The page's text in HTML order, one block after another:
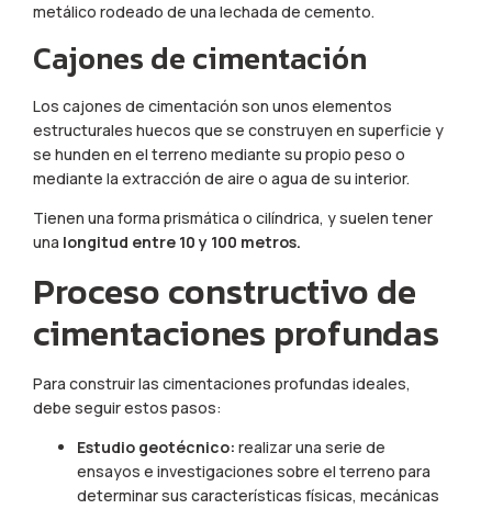
metálico rodeado de una lechada de cemento.
Cajones de cimentación
Los cajones de cimentación son unos elementos
estructurales huecos que se construyen en superficie y
se hunden en el terreno mediante su propio peso o
mediante la extracción de aire o agua de su interior.
Tienen una forma prismática o cilíndrica, y suelen tener
una longitud entre 10 y 100 metros.
Proceso constructivo de
cimentaciones profundas
Para construir las cimentaciones profundas ideales,
debe seguir estos pasos:
Estudio geotécnico: realizar una serie de
ensayos e investigaciones sobre el terreno para
determinar sus características físicas, mecánicas